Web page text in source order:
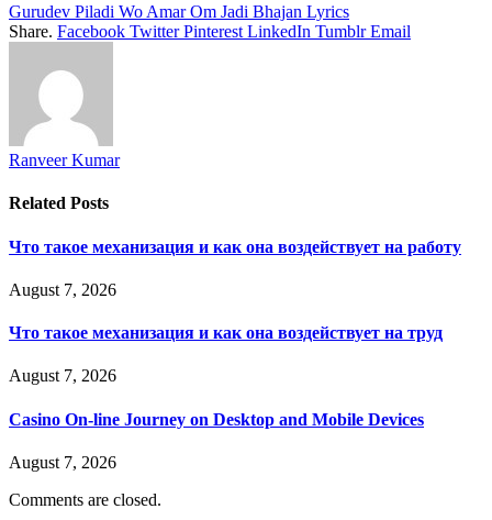
Gurudev Piladi Wo Amar Om Jadi Bhajan Lyrics
Share. Facebook Twitter Pinterest LinkedIn Tumblr Email
Ranveer Kumar
Related Posts
Что такое механизация и как она воздействует на работу
August 7, 2026
Что такое механизация и как она воздействует на труд
August 7, 2026
Casino On-line Journey on Desktop and Mobile Devices
August 7, 2026
Comments are closed.